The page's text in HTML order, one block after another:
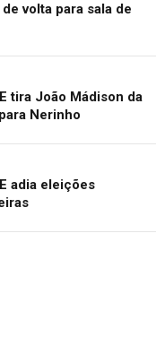
volta para sala de
tira João Mádison da
Nerinho
adia eleições